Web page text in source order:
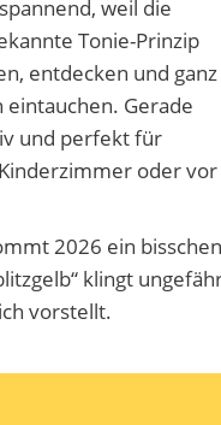
weil die
Tonie-Prinzip
entdecken und ganz
eintauchen. Gerade
und perfekt für
oder vor
2026 ein bisschen
klingt
vorstellt.